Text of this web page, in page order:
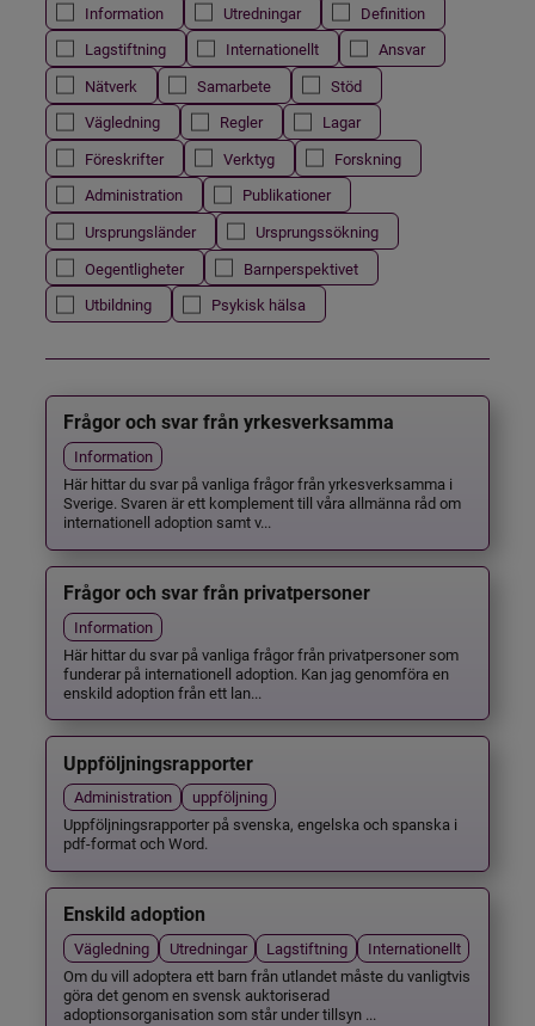
Information Utredningar
Definition
Lagstiftning
Internationellt
Ansvar
Nätverk
Samarbete
Stöd
Vägledning
Regler
Lagar
Föreskrifter
Verktyg
Forskning
Administration
Publikationer
Ursprungsländer
Ursprungssökning
Oegentligheter
Barnperspektivet
Utbildning
Psykisk hälsa
Frågor och svar från yrkesverksamma
Information
Här hittar du svar på vanliga frågor från yrkesverksamma i
Sverige. Svaren är ett komplement till våra allmänna råd om
internationell adoption samt v...
Frågor och svar från privatpersoner
Information
Här hittar du svar på vanliga frågor från privatpersoner som
funderar på internationell adoption. Kan jag genomföra en
enskild adoption från ett lan...
Uppföljningsrapporter
Administration
uppföljning
Uppföljningsrapporter på svenska, engelska och spanska i
pdf-format och Word.
Enskild adoption
Vägledning Utredningar Lagstiftning
Internationellt
Om du vill adoptera ett barn från utlandet måste du vanligtvis
göra det genom en svensk auktoriserad
adoptionsorganisation som står under tillsyn ...